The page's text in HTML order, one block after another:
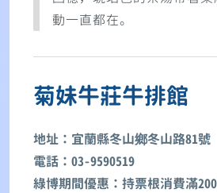
動一直都在。
菊妹牛莊牛排館
地址：宜蘭縣冬山鄉冬山路81號
電話：03-9590519
綠博期間優惠：持票根消費滿